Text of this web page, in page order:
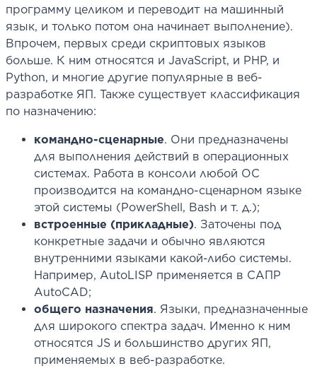
программу целиком и переводит на машинный
язык, и только потом она начинает выполнение).
Впрочем, первых среди скриптовых языков
больше. К ним относятся и JavaScript, и PHP, и
Python, и многие другие популярные в веб-
разработке ЯП. Также существует классификация
по назначению:
командно-сценарные. Они предназначены
для выполнения действий в операционных
системах. Работа в консоли любой ОС
производится на командно-сценарном языке
этой системы (PowerShell, Bash и т. д.);
встроенные (прикладные). Заточены под
конкретные задачи и обычно являются
внутренними языками какой-либо системы.
Например, AutoLISP применяется в САПР
AutoCAD;
общего назначения. Языки, предназначенные
для широкого спектра задач. Именно к ним
относятся JS и большинство других ЯП,
применяемых в веб-разработке.